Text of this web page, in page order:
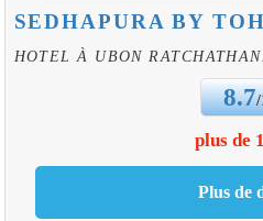
SEDHAPURA BY
HOTEL À UBON
8.7/
plus de